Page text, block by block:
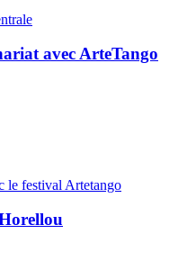
avec ArteTango
le festival Artetango